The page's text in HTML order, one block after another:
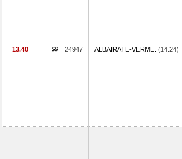
13.40 24947 ALBAIRATE-VERME. (14.24)